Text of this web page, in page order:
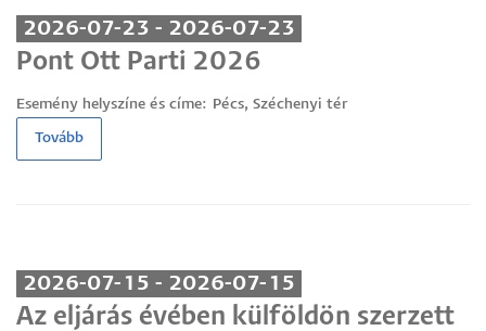
2026-07-23 - 2026-07-23
Pont Ott Parti 2026
Esemény helyszíne és címe: Pécs, Széchenyi tér
Tovább
2026-07-15 - 2026-07-15
Az eljárás évében külföldön szerzett